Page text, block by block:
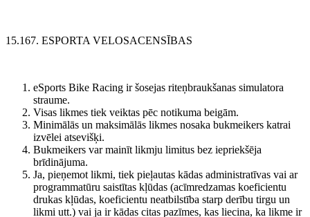
15.167. ESPORTA VELOSACENSĪBAS
eSports Bike Racing ir šosejas riteņbraukšanas simulatora
straume.
Visas likmes tiek veiktas pēc notikuma beigām.
Minimālās un maksimālās likmes nosaka bukmeikers katrai
izvēlei atsevišķi.
Bukmeikers var mainīt likmju limitus bez iepriekšēja
brīdinājuma.
Ja, pieņemot likmi, tiek pieļautas kādas administratīvas vai ar
programmatūru saistītas kļūdas (acīmredzamas koeficientu
drukas kļūdas, koeficientu neatbilstība starp derību tirgu un
likmi utt.) vai ja ir kādas citas pazīmes, kas liecina, ka likme ir